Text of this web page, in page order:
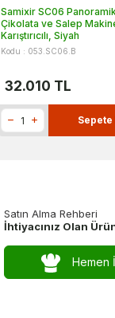
Samixir SC06
Çikolata ve Salep
Karıştırıcılı, Siyah
Kodu : 053.SC06.B
32.010 TL
Sepete
Satın Alma Rehberi
İhtiyacınız Olan
Hemen